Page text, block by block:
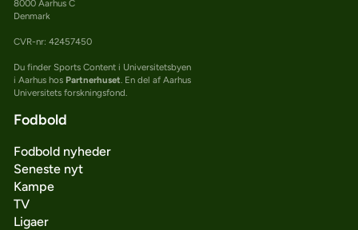
8000 Aarhus C
Denmark
CVR-nr: 42457450
Du finder Sports Content i Universitetsbyen
i Aarhus hos Partnerhuset. En del af Aarhus
Universitets forskningsfond.
Fodbold
Fodbold nyheder
Seneste nyt
Kampe
TV
Ligaer